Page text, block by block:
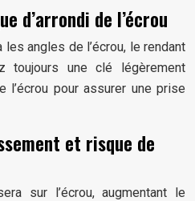
d’arrondi de l’écrou
angles de l’écrou, le rendant
toujours une clé légèrement
pour assurer une prise
et risque de
sur l’écrou, augmentant le